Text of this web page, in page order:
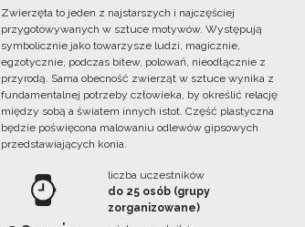
Zwierzęta to jeden z najstarszych i najczęściej
przygotowywanych w sztuce motywów. Występują
symbolicznie jako towarzysze ludzi, magicznie,
egzotycznie, podczas bitew, polowań, nieodłącznie z
przyrodą. Sama obecność zwierząt w sztuce wynika z
fundamentalnej potrzeby człowieka, by określić relację
między sobą a światem innych istot. Część plastyczna
będzie poświęcona malowaniu odlewów gipsowych
przedstawiających konia.
liczba uczestników
do 25 osób (grupy
zorganizowane)